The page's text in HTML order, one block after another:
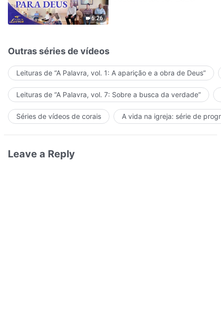
6:26
Outras séries de vídeos
Leituras de “A Palavra, vol. 1: A aparição e a obra de Deus”
Leituras de “A Palavra, vol. 7: Sobre a busca da verdade”
Séries de vídeos de corais A vida na igreja: série de
Leave a Reply